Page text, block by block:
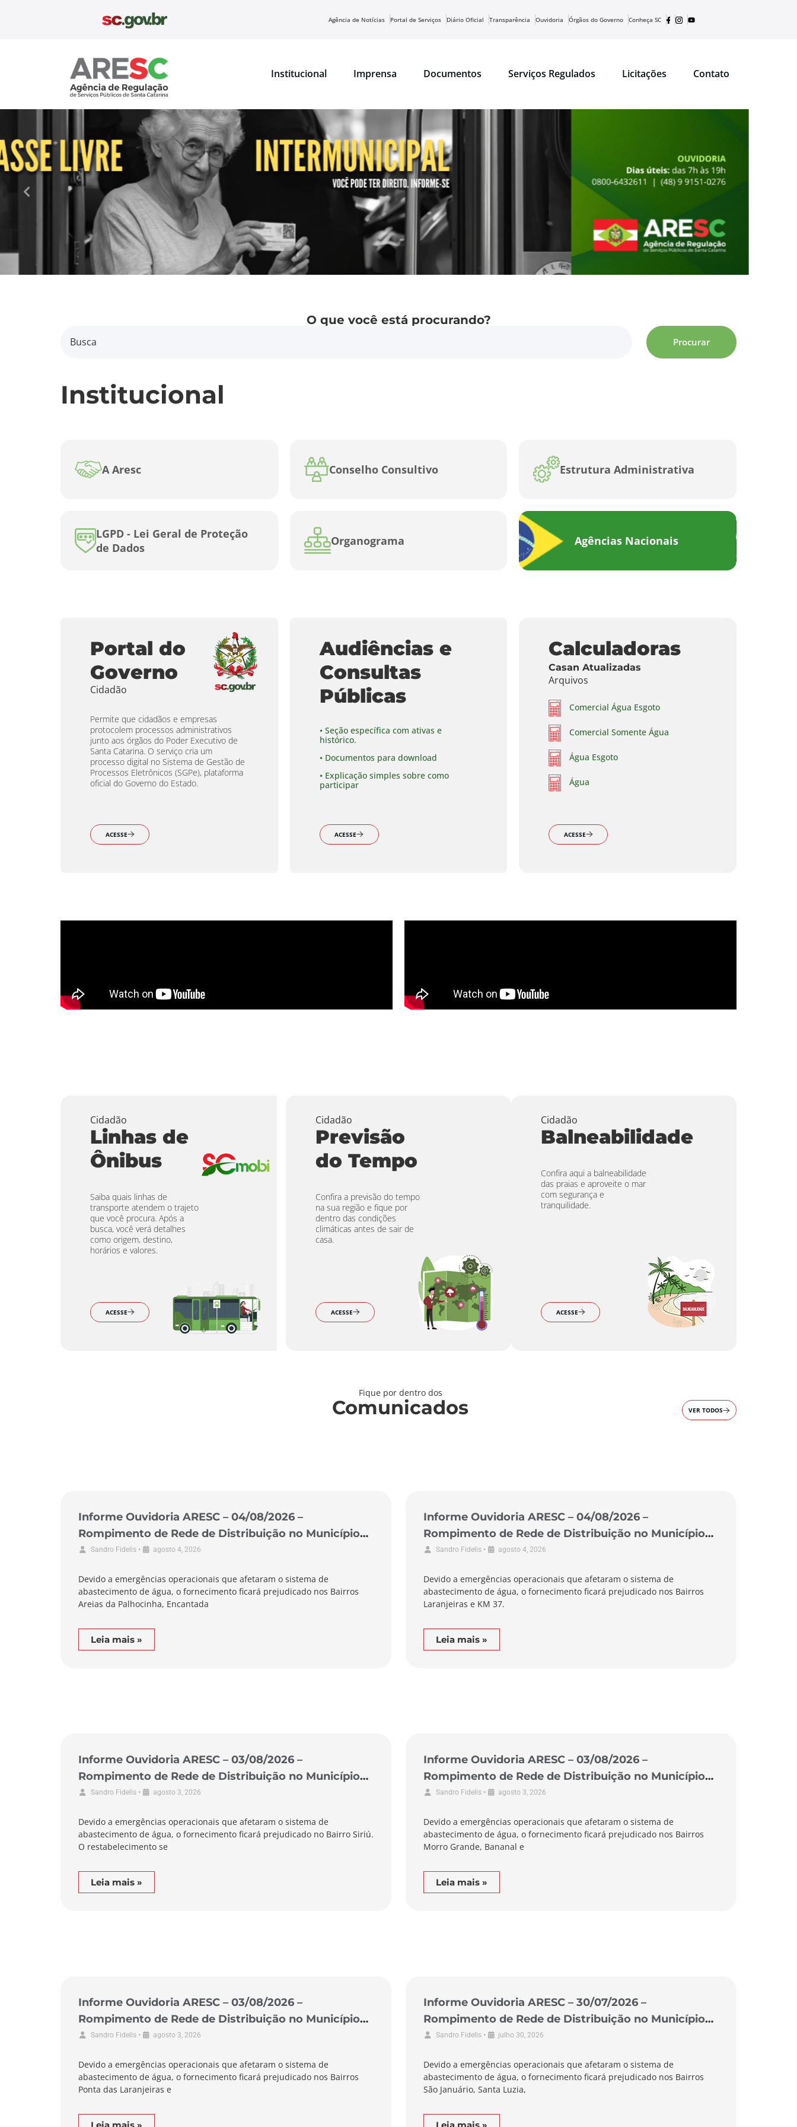
Agência de Notícias Portal de Serviços Diário Oficial Transparência Ouvidoria Órgãos do Governo Conheça SC
Institucional Imprensa Documentos Serviços Regulados Licitações Contato
O que você está procurando?
Procurar
Institucional
A Aresc Conselho Consultivo Estrutura Administrativa
LGPD - Lei Geral de Proteção
de Dados
Organograma Agências Nacionais
Portal do
Governo
Cidadão
Permite que cidadãos e empresas
protocolem processos administrativos
junto aos órgãos do Poder Executivo de
Santa Catarina. O serviço cria um
processo digital no Sistema de Gestão de
Processos Eletrônicos (SGPe), plataforma
oficial do Governo do Estado.
ACESSE
Audiências e
Consultas
Públicas
• Seção específica com ativas e
histórico.
• Documentos para download
• Explicação simples sobre como
participar
ACESSE
Calculadoras
Casan Atualizadas
Arquivos
Comercial Água Esgoto
Comercial Somente Água
Água Esgoto
Água
ACESSE
Cidadão
Linhas de
Ônibus
Saiba quais linhas de
transporte atendem o trajeto
que você procura. Após a
busca, você verá detalhes
como origem, destino,
horários e valores.
ACESSE
Cidadão
Previsão
do Tempo
Confira a previsão do tempo
na sua região e fique por
dentro das condições
climáticas antes de sair de
casa.
ACESSE
Cidadão
Balneabilidade
Confira aqui a balneabilidade
das praias e aproveite o mar
com segurança e
tranquilidade.
ACESSE
Fique por dentro dos
Comunicados VER TODOS
Informe Ouvidoria ARESC – 04/08/2026 –
Rompimento de Rede de Distribuição no Município
de Garopaba
Sandro Fidelis • agosto 4, 2026
Devido a emergências operacionais que afetaram o sistema de
abastecimento de água, o fornecimento ficará prejudicado nos Bairros
Areias da Palhocinha, Encantada
Leia mais »
Informe Ouvidoria ARESC – 04/08/2026 –
Rompimento de Rede de Distribuição no Município
de Pescaria Brava
Sandro Fidelis • agosto 4, 2026
Devido a emergências operacionais que afetaram o sistema de
abastecimento de água, o fornecimento ficará prejudicado nos Bairros
Laranjeiras e KM 37.
Leia mais »
Informe Ouvidoria ARESC – 03/08/2026 –
Rompimento de Rede de Distribuição no Município
de Garopaba
Sandro Fidelis • agosto 3, 2026
Devido a emergências operacionais que afetaram o sistema de
abastecimento de água, o fornecimento ficará prejudicado no Bairro Siriú.
O restabelecimento se
Leia mais »
Informe Ouvidoria ARESC – 03/08/2026 –
Rompimento de Rede de Distribuição no Município
de Laguna
Sandro Fidelis • agosto 3, 2026
Devido a emergências operacionais que afetaram o sistema de
abastecimento de água, o fornecimento ficará prejudicado nos Bairros
Morro Grande, Bananal e
Leia mais »
Informe Ouvidoria ARESC – 03/08/2026 –
Rompimento de Rede de Distribuição no Município
de Pescaria Brava
Sandro Fidelis • agosto 3, 2026
Devido a emergências operacionais que afetaram o sistema de
abastecimento de água, o fornecimento ficará prejudicado nos Bairros
Ponta das Laranjeiras e
Leia mais »
Informe Ouvidoria ARESC – 30/07/2026 –
Rompimento de Rede de Distribuição no Município
de Braço do Norte
Sandro Fidelis • julho 30, 2026
Devido a emergências operacionais que afetaram o sistema de
abastecimento de água, o fornecimento ficará prejudicado nos Bairros
São Januário, Santa Luzia,
Leia mais »